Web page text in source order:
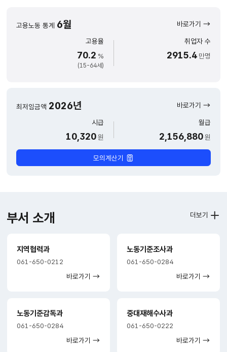
고용노동 통계 6월
고용율
70.2 %
(15-64세)
취업자 수
2915.4 만명
바로가기
최저임금액 2026년
시급
10,320 원
월급
2,156,880원
바로가기
모의계산기
부서 소개
지역협력과
061-650-0212
바로가기
노동기준조사과
061-650-0284
바로가기
노동기준감독과
061-650-0284
바로가기
중대재해수사과
061-650-0222
바로가기
더보기